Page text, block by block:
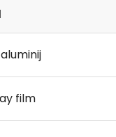
film